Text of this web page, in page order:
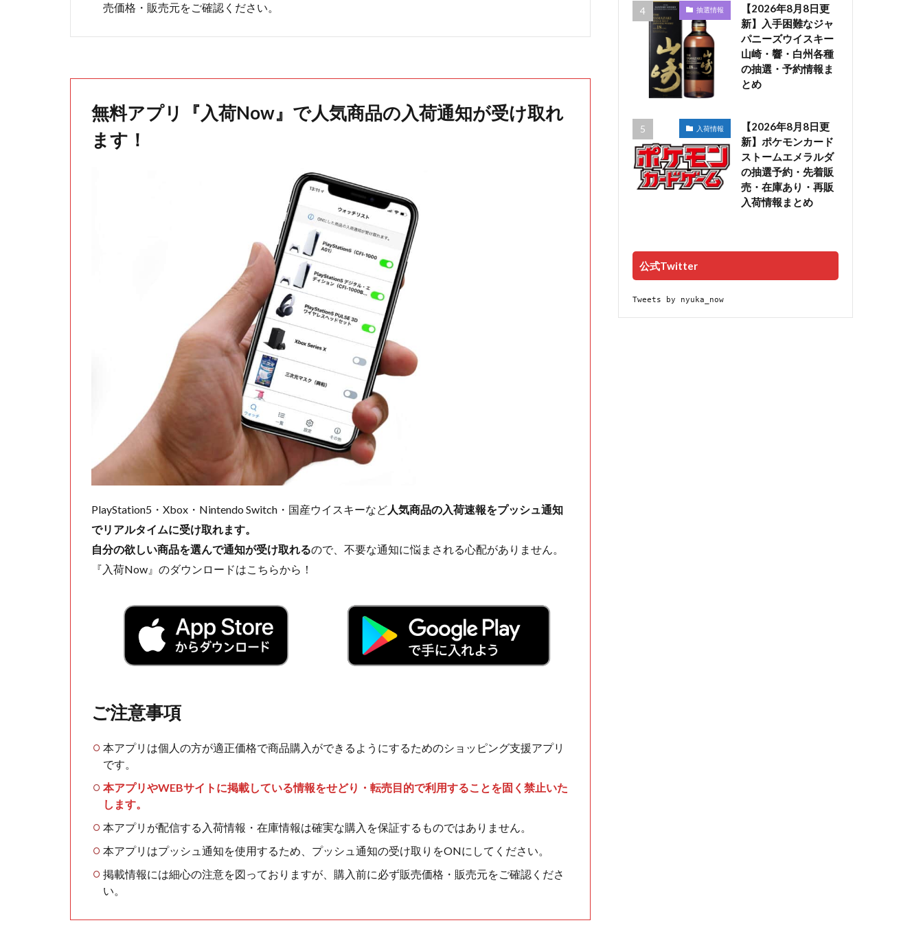
売価格・販売元をご確認ください。
無料アプリ『入荷Now』で人気商品の入荷通知が受け取れ
ます！
PlayStation5・Xbox・Nintendo Switch・国産ウイスキーなど人気商品の入荷速報をプッシュ通知
でリアルタイムに受け取れます。
自分の欲しい商品を選んで通知が受け取れるので、不要な通知に悩まされる心配がありません。
『入荷Now』のダウンロードはこちらから！
ご注意事項
本アプリは個人の方が適正価格で商品購入ができるようにするためのショッピング支援アプリ
です。
本アプリやWEBサイトに掲載している情報をせどり・転売目的で利用することを固く禁止いた
します。
本アプリが配信する入荷情報・在庫情報は確実な購入を保証するものではありません。
本アプリはプッシュ通知を使用するため、プッシュ通知の受け取りをONにしてください。
掲載情報には細心の注意を図っておりますが、購入前に必ず販売価格・販売元をご確認くださ
い。
抽選情報
【2026年8月8日更
新】入手困難なジャ
パニーズウイスキー
山崎・響・白州各種
の抽選・予約情報ま
とめ
入荷情報
【2026年8月8日更
新】ポケモンカード
ストームエメラルダ
の抽選予約・先着販
売・在庫あり・再販
入荷情報まとめ
公式Twitter
Tweets by nyuka_now